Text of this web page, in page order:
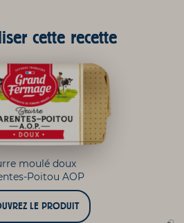
cette recette
moulé doux
Poitou AOP
LE PRODUIT